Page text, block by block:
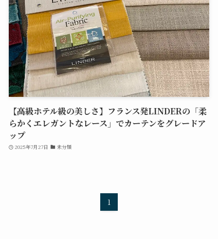
【高級ホテル級の美しさ】フランス発LINDERの「柔
らかくエレガントなレース」でカーテンをグレードア
ップ
2025年7月27日 未分類
1